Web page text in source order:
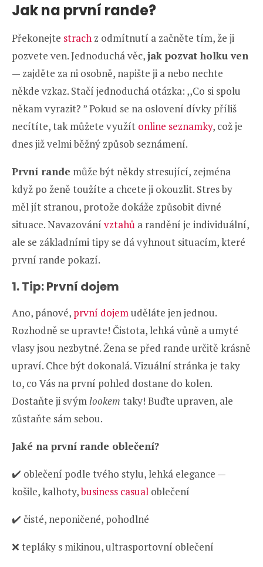
Jak na první rande?
Překonejte strach z odmítnutí a začněte tím, že ji
pozvete ven. Jednoduchá věc,jak pozvat holku ven
— zajděte za ni osobně, napište ji a nebo nechte
někde vzkaz. Stačí jednoduchá otázka: ,,Co si spolu
někam vyrazit? ” Pokud se na oslovení dívky příliš
necítíte, tak můžete využít online seznamky, což je
dnes již velmi běžný způsob seznámení.
První rande může být někdy stresující, zejména
když po ženě toužíte a chcete ji okouzlit. Stres by
měl jít stranou, protože dokáže způsobit divné
situace. Navazování vztahů a randění je individuální,
ale se základními tipy se dá vyhnout situacím, které
první rande pokazí.
1. Tip: První dojem
Ano, pánové, první dojemuděláte jen jednou.
Rozhodně se upravte! Čistota, lehká vůně a umyté
vlasy jsou nezbytné. Žena se před rande určitě krásně
upraví. Chce být dokonalá. Vizuální stránka je taky
to, co Vás na první pohled dostane do kolen.
Dostaňte ji svýmlookem taky! Buďte upraven, ale
zůstaňte sám sebou.
Jaké na první rande oblečení?
✔️ oblečení podle tvého stylu, lehká elegance —
košile, kalhoty,business casual oblečení
✔️ čisté, neponičené, pohodlné
❌ tepláky s mikinou, ultrasportovní oblečení